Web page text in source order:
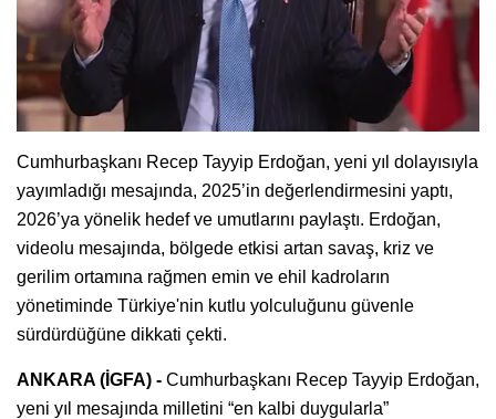
Cumhurbaşkanı Recep Tayyip Erdoğan, yeni yıl dolayısıyla
yayımladığı mesajında, 2025’in değerlendirmesini yaptı,
2026’ya yönelik hedef ve umutlarını paylaştı. Erdoğan,
videolu mesajında, bölgede etkisi artan savaş, kriz ve
gerilim ortamına rağmen emin ve ehil kadroların
yönetiminde Türkiye'nin kutlu yolculuğunu güvenle
sürdürdüğüne dikkati çekti.
ANKARA (İGFA) - Cumhurbaşkanı Recep Tayyip Erdoğan,
yeni yıl mesajında milletini “en kalbi duygularla”